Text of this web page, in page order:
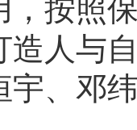
，按照
造人与
宇、邓